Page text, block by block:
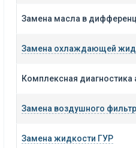
Замена масла в
Замена охлаждающей
Комплексная диагностика
Замена воздушного
Замена жидкости ГУР